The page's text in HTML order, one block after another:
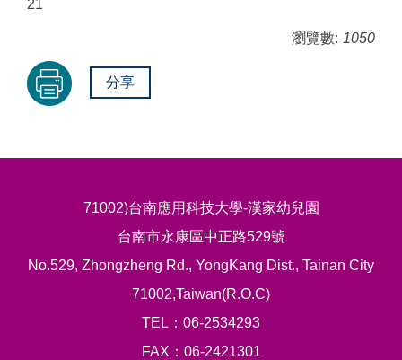
21
瀏覽數: 1050
分享
71002)台南應用科技大學-漢家幼兒園
台南市永康區中正路529號
No.529, Zhongzheng Rd., YongKang Dist., Tainan City
71002,Taiwan(R.O.C)
TEL：06-2534293
FAX：06-2421301